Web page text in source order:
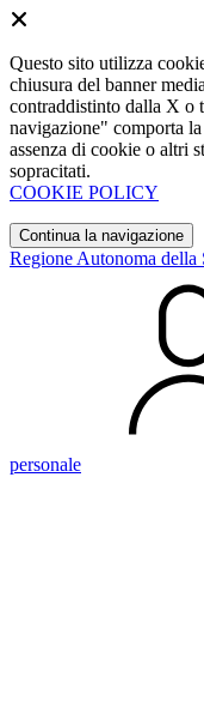
Questo sito utilizza
chiusura del banner
contraddistinto dalla X o
navigazione" comporta
assenza di cookie o altri
sopracitati.
COOKIE POLICY
Continua la navigazione
Regione Autonoma della
personale